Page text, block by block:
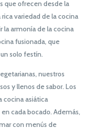
que ofrecen desde la
variedad de la cocina
la armonía de la cocina
fusionada, que
solo festín.
nuestros
y llenos de sabor. Los
cocina asiática
cada bocado. Además,
con menús de